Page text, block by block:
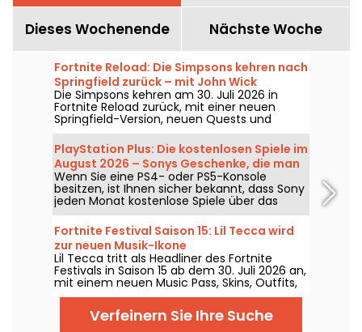
Dieses Wochenende Nächste Woche
Fortnite Reload: Die Simpsons kehren nach
Springfield zurück – mit John Wick
Die Simpsons kehren am 30. Juli 2026 in
Fortnite Reload zurück, mit einer neuen
Springfield-Version, neuen Quests und
einem Crossover mit John Wick. Das Update
ergänzt mehrere ikonische Orte, bietet
einen speziellen Skin für den berüchtigten
Auftragskiller und führt neue Gameplay-
Elemente ein.
PlayStation Plus: Die kostenlosen Spiele im
August 2026 – Sonys Geschenke, die man
nicht verpassen sollte
Wenn Sie eine PS4- oder PS5-Konsole
besitzen, ist Ihnen sicher bekannt, dass Sony
jeden Monat kostenlose Spiele über das
PlayStation Plus-Abonnement anbietet. Also,
welche Titel gibt es im August 2026 gratis?
Hier ist die Auswahl des Monats.
Fortnite Festival Saison 15: Lil Tecca wird
zur neuen Musik-Ikone
Lil Tecca tritt als Headliner des Fortnite
Festivals in Saison 15 ab dem 30. Juli 2026 an,
mit einem neuen Music Pass, Skins, Outfits,
Accessoires und mehreren spielbaren
Tracks. Diese Zusammenarbeit ermöglicht
es unter anderem, Ransom, Dark Thoughts,
Verfeinern Sie Ihre Suche